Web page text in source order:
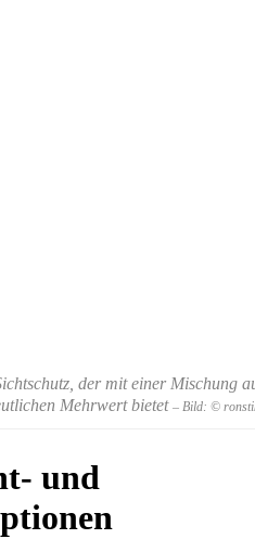
der mit einer Mischung
Mehrwert bietet – Bild: ©
und